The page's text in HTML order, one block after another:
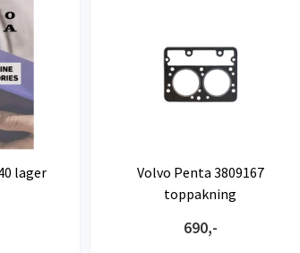
lager
Volvo Penta 3809167
toppakning
690,-